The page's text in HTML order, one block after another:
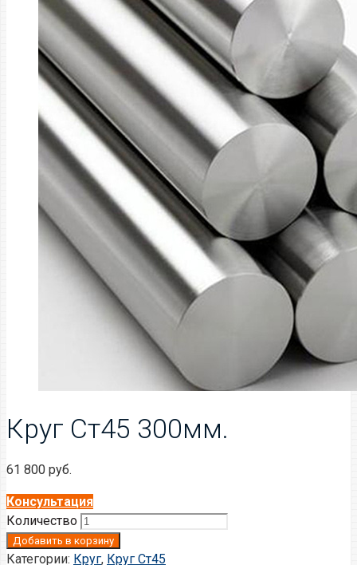
Круг Ст45 300мм.
61 800 руб.
Консультация
Количество
Добавить в корзину
Категории: Круг, Круг Ст45